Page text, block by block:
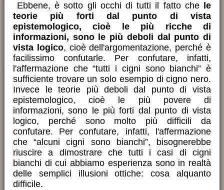
Ebbene, è sotto gli occhi di tutti il fatto che
le
teorie più forti dal punto di vista
epistemologico, cioè le più ricche di
informazioni, sono le più deboli dal punto di
vista logico, cioè dell'argomentazione, perché è
facilissimo confutarle. Per confutare, infatti,
l'affermazione che “tutti i cigni sono bianchi” è
sufficiente trovare un solo esempio di cigno nero.
Invece le teorie più deboli dal punto di vista
epistemologico, cioè le più povere di
informazioni, sono le più forti dal punto di vista
logico, perché sono molto più difficili da
confutare. Per confutare, infatti, l'affermazione
che “alcuni cigni sono bianchi”, bisognerebbe
riuscire a dimostrare che tutti i casi di cigni
bianchi di cui abbiamo esperienza sono in realtà
delle semplici illusioni ottiche: cosa alquanto
difficile.